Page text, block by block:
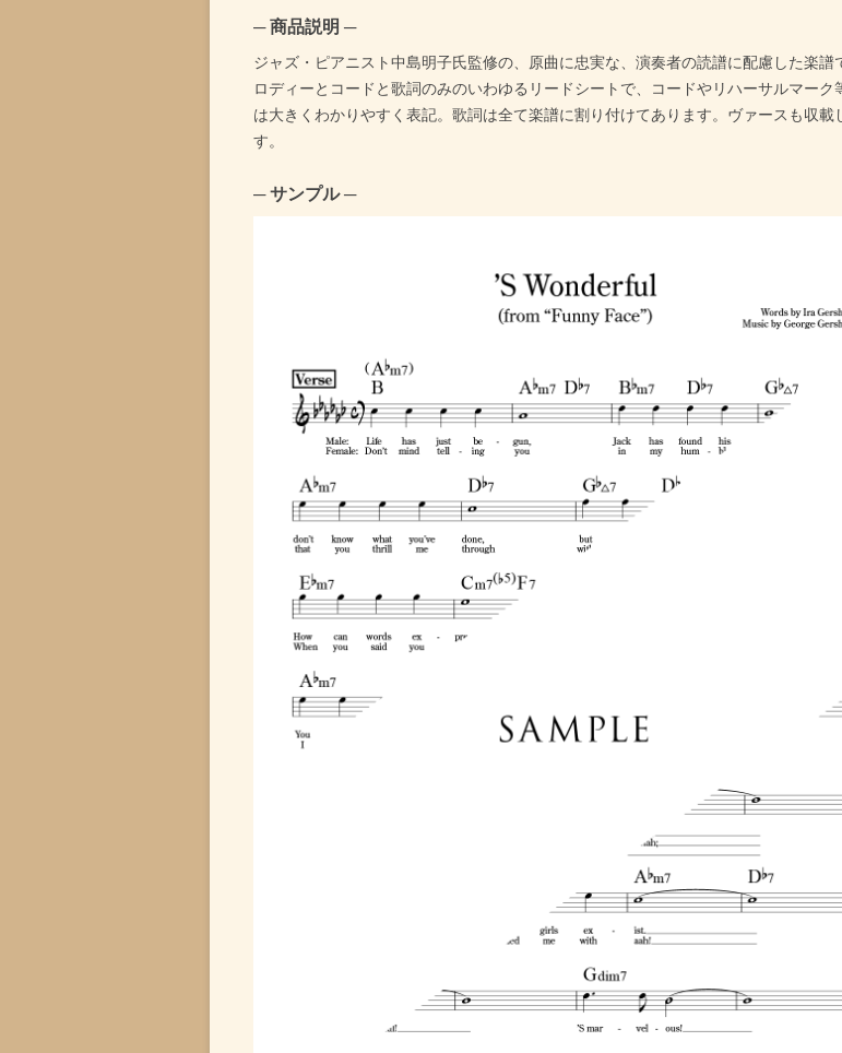
─ 商品説明 ─
ジャズ・ピアニスト中島明子氏監修の、原曲に忠実な、演奏者の読譜に配慮した楽譜
ロディーとコードと歌詞のみのいわゆるリードシートで、コードやリハーサルマーク
は大きくわかりやすく表記。歌詞は全て楽譜に割り付けてあります。ヴァースも収載
す。
─ サンプル ─